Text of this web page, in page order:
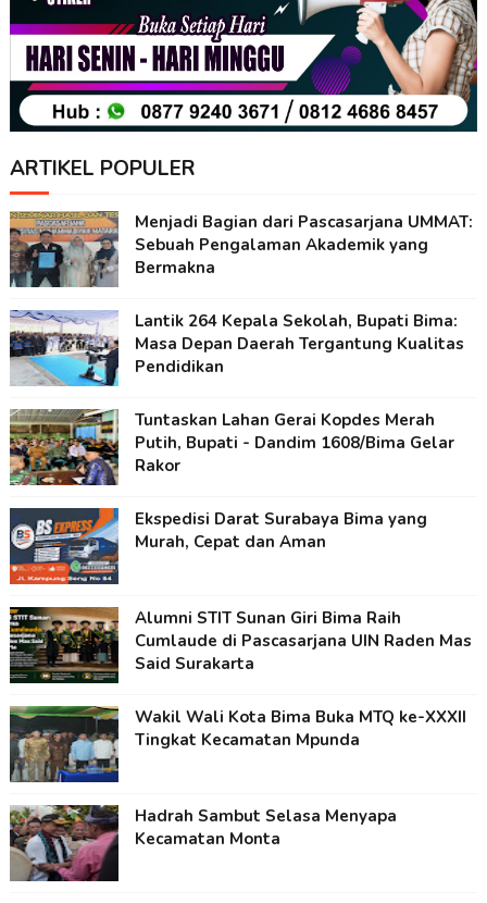
ARTIKEL POPULER
Menjadi Bagian dari Pascasarjana UMMAT:
Sebuah Pengalaman Akademik yang
Bermakna
Lantik 264 Kepala Sekolah, Bupati Bima:
Masa Depan Daerah Tergantung Kualitas
Pendidikan
Tuntaskan Lahan Gerai Kopdes Merah
Putih, Bupati - Dandim 1608/Bima Gelar
Rakor
Ekspedisi Darat Surabaya Bima yang
Murah, Cepat dan Aman
Alumni STIT Sunan Giri Bima Raih
Cumlaude di Pascasarjana UIN Raden Mas
Said Surakarta
Wakil Wali Kota Bima Buka MTQ ke-XXXII
Tingkat Kecamatan Mpunda
Hadrah Sambut Selasa Menyapa
Kecamatan Monta